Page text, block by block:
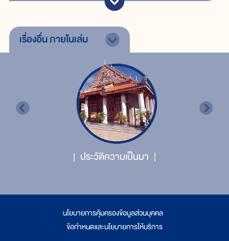
เรื่องอื่นภายในเล่ม
ประวัติความเป็นมา
นโยบายการคุ้มครองข้อมูลส่วนบุคคล
ข้อกำหนดและนโยบายการให้บริการ